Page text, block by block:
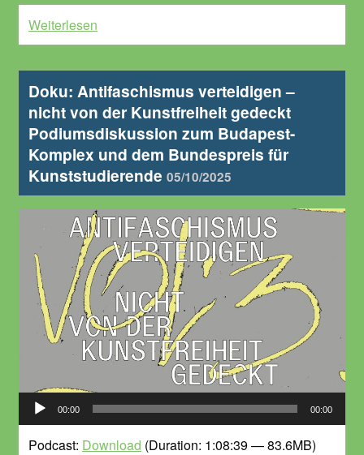
Weiterlesen
Doku: Antifaschismus verteidigen –
nicht von der Kunstfreiheit gedeckt
Podiumsdiskussion zum Budapest-
Komplex und dem Bundespreis für
Kunststudierende 05/10/2025
Audio-
Player
00:00 00:00
Podcast: Download (Duration: 1:08:39 — 83.6MB)